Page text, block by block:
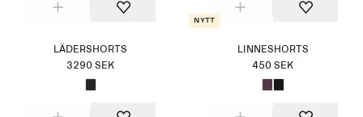
LÄDERSHORTS
3290 SEK
Nytt
LINNESHORTS
450 SEK